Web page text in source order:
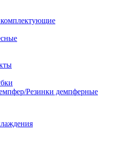
Резинки демпферные